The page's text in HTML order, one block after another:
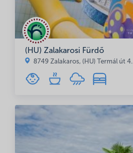
(HU) Zalakarosi Fürdő
8749 Zalakaros, (HU) Termál út 4.